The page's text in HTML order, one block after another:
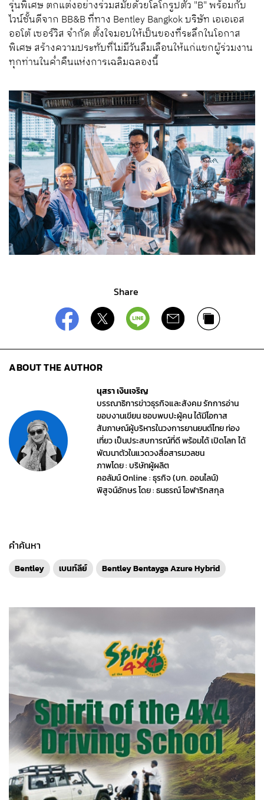
รุ่นพิเศษ ตกแต่งอย่างร่วมสมัยด้วยโลโกรูปตัว "B" พร้อมกับ
ไวน์ชั้นดีจาก BB&B ที่ทาง Bentley Bangkok บริษัท เอเอเอส
ออโต้ เซอร์วิส จำกัด ตั้งใจมอบให้เป็นของที่ระลึกในโอกาส
พิเศษ สร้างความประทับที่ไม่มีวันลืมเลือนให้แก่แขกผู้ร่วมงาน
ทุกท่านในค่ำคืนแห่งการเฉลิมฉลองนี้
Share
ABOUT THE AUTHOR
นุสรา เงินเจริญ
บรรณาธิการข่าวธุรกิจและสังคม รักการอ่าน
ขอบงานเขียน ชอบพบปะผู้คน ได้มีโอกาส
สัมภาษณ์ผู้บริหารในวงการยานยนต์ไทย ท่อง
เที่ยว เป็นประสบการณ์ที่ดี พร้อมได้ เปิดโลก ได้
พัฒนาตัวในแวดวงสื่อสารมวลชน
ภาพโดย : บริษัทผู้ผลิต
คอลัมน์ Online : ธุรกิจ (บก. ออนไลน์)
พิสูจน์อักษร โดย : ธนธรณ์ โอฬาริกสกุล
คำค้นหา
Bentley เบนท์ลีย์ Bentley Bentayga Azure Hybrid